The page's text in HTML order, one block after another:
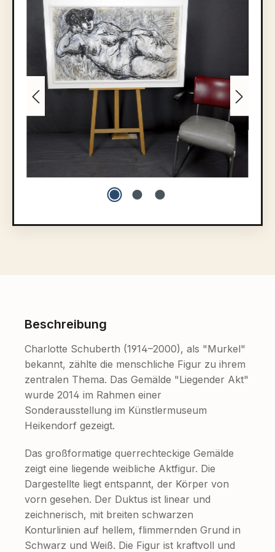
Beschreibung
Charlotte Schuberth (1914–2000), als "Murkel"
bekannt, zählte die menschliche Figur zu ihrem
zentralen Thema. Das Gemälde "Liegender Akt"
wurde 2014 im Rahmen einer
Sonderausstellung im Künstlermuseum
Heikendorf gezeigt.
Das großformatige querrechteckige Gemälde
zeigt eine liegende weibliche Aktfigur. Die
Dargestellte liegt entspannt, der Körper von
vorn gesehen. Der Duktus ist linear und
zeichnerisch, mit breiten schwarzen
Konturlinien auf hellem, flimmernden Grund in
Schwarz und Weiß. Die Figur ist kraftvoll und